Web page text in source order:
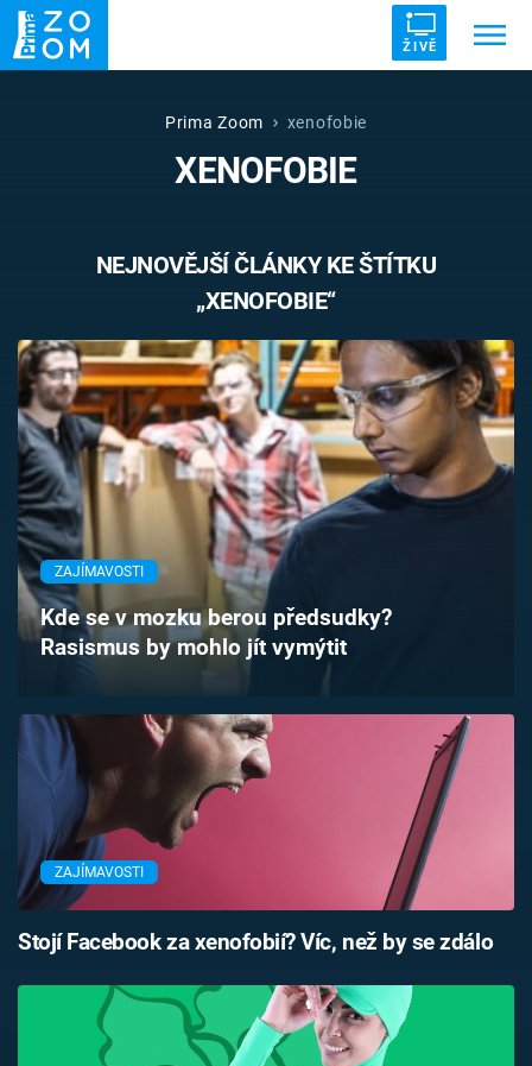
ŽIVĚ
DRUHÁ SVĚTOVÁ VÁLKA
VETŘELCI DÁVNOVĚKU
Témata
Pořady
TV Program
Časopis
Sledujte prima+
Sledujte nás
Prima Zoom xenofobie
XENOFOBIE
NEJNOVĚJŠÍ ČLÁNKY KE ŠTÍTKU
„XENOFOBIE“
ZAJÍMAVOSTI
Kde se v mozku berou předsudky?
Rasismus by mohlo jít vymýtit
ZAJÍMAVOSTI
Stojí Facebook za xenofobií? Víc, než by se zdálo